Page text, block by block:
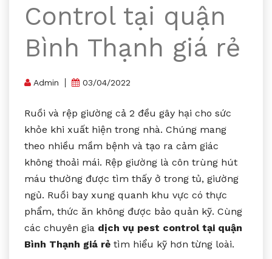
Control tại quận
Bình Thạnh giá rẻ
Admin 03/04/2022
Ruồi và rệp giường cả 2 đều gây hại cho sức
khỏe khi xuất hiện trong nhà. Chúng mang
theo nhiều mầm bệnh và tạo ra cảm giác
không thoải mái. Rệp giường là côn trùng hút
máu thường được tìm thấy ở trong tủ, giường
ngủ. Ruồi bay xung quanh khu vực có thực
phẩm, thức ăn không được bảo quản kỹ. Cùng
các chuyên gia dịch vụ pest control tại quận
Bình Thạnh giá rẻ tìm hiểu kỹ hơn từng loài.